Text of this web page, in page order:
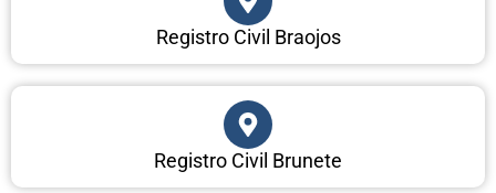
Registro Civil Braojos
Registro Civil Brunete